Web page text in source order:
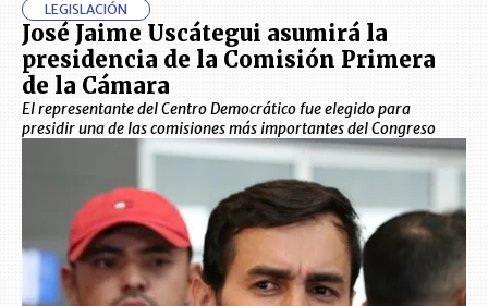
LEGISLACIÓN
José Jaime Uscátegui asumirá la
presidencia de la Comisión Primera
de la Cámara
El representante del Centro Democrático fue elegido para
presidir una de las comisiones más importantes del Congreso